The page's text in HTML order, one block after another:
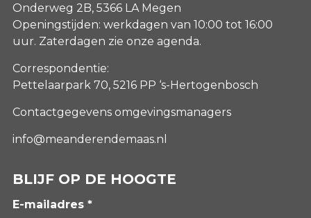
Onderweg 2B, 5366 LA Megen
Openingstijden: werkdagen van 10:00 tot 16:00
uur. Zaterdagen zie onze agenda.
Correspondentie:
Pettelaarpark 70, 5216 PP ‘s-Hertogenbosch
Contactgegevens omgevingsmanagers
info@meanderendemaas.nl
BLIJF OP DE HOOGTE
E-mailadres *